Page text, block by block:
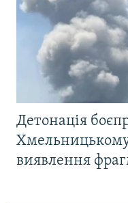
Детонація
виявлення